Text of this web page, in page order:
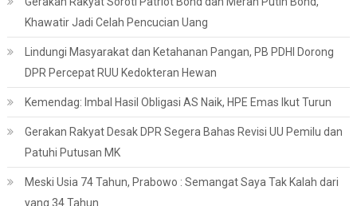
Khawatir Jadi Celah Pencucian Uang
Lindungi Masyarakat dan Ketahanan Pangan, PB PDHI Dorong
DPR Percepat RUU Kedokteran Hewan
Kemendag: Imbal Hasil Obligasi AS Naik, HPE Emas Ikut Turun
Gerakan Rakyat Desak DPR Segera Bahas Revisi UU Pemilu dan
Patuhi Putusan MK
Meski Usia 74 Tahun, Prabowo : Semangat Saya Tak Kalah dari
yang 34 Tahun